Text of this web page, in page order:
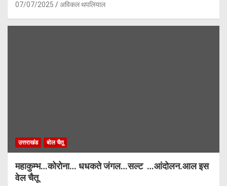
07/07/2025 अविकल थपलियाल
उत्तराखंड बोल चैतू
महाकुम्भ…कोरोना… धधकते जंगल…सल्ट …आंदोलन.आल इस
वेल चैतू